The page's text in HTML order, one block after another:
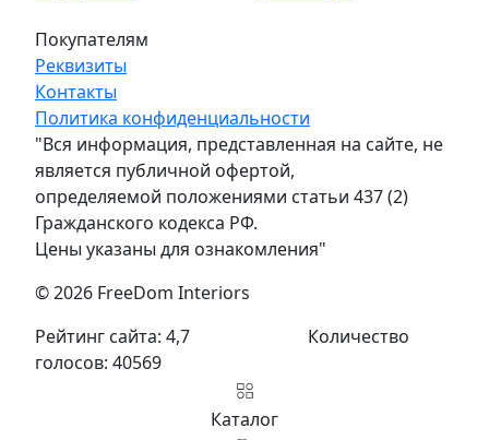
Покупателям
Реквизиты
Контакты
Политика конфиденциальности
"Вся информация, представленная на сайте, не
является публичной офертой,
определяемой положениями статьи 437 (2)
Гражданского кодекса РФ.
Цены указаны для ознакомления"
© 2026 FreeDom Interiors
Рейтинг сайта: 4,7
Количество
голосов: 40569
Каталог